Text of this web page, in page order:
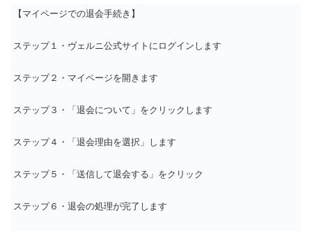
【マイページでの退会手続き】
ステップ１・ヴェルニ公式サイトにログインします
ステップ２・マイページを開きます
ステップ３・「退会について」をクリックします
ステップ４・「退会理由を選択」します
ステップ５・「送信して退会する」をクリック
ステップ６・退会の処理が完了します